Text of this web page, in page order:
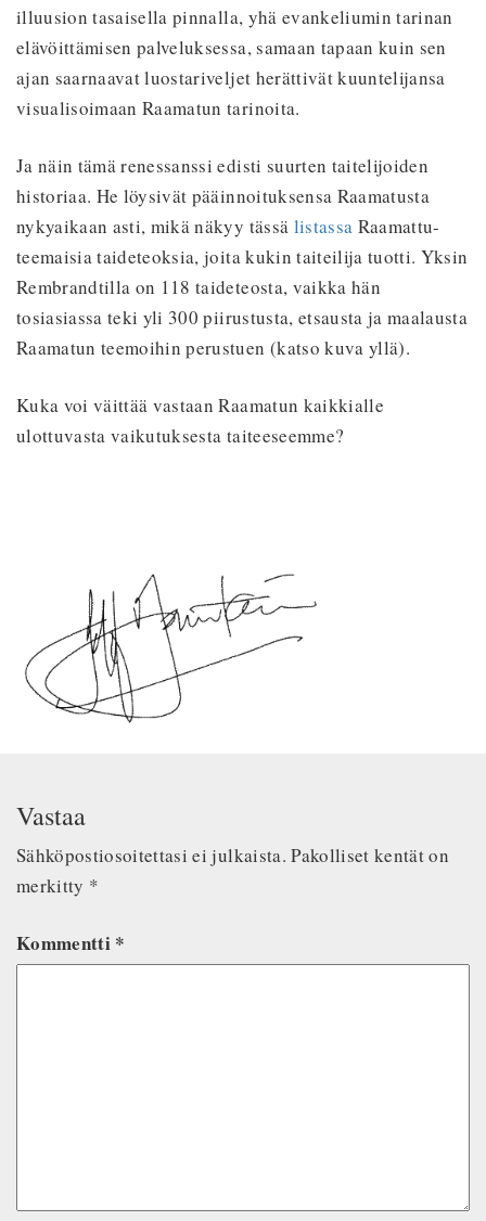
illuusion tasaisella pinnalla, yhä evankeliumin tarinan
elävöittämisen palveluksessa, samaan tapaan kuin sen
ajan saarnaavat luostariveljet herättivät kuuntelijansa
visualisoimaan Raamatun tarinoita.
Ja näin tämä renessanssi edisti suurten taitelijoiden
historiaa. He löysivät pääinnoituksensa Raamatusta
nykyaikaan asti, mikä näkyy tässä listassa Raamattu-
teemaisia taideteoksia, joita kukin taiteilija tuotti. Yksin
Rembrandtilla on 118 taideteosta, vaikka hän
tosiasiassa teki yli 300 piirustusta, etsausta ja maalausta
Raamatun teemoihin perustuen (katso kuva yllä).
Kuka voi väittää vastaan Raamatun kaikkialle
ulottuvasta vaikutuksesta taiteeseemme?
Vastaa
Sähköpostiosoitettasi ei julkaista. Pakolliset kentät on
merkitty *
Kommentti *